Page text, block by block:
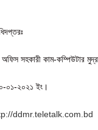
সহকারী কাম-কম্পিউটার
০১-২০২১ ইং।
ddmr.teletalk.com.bd